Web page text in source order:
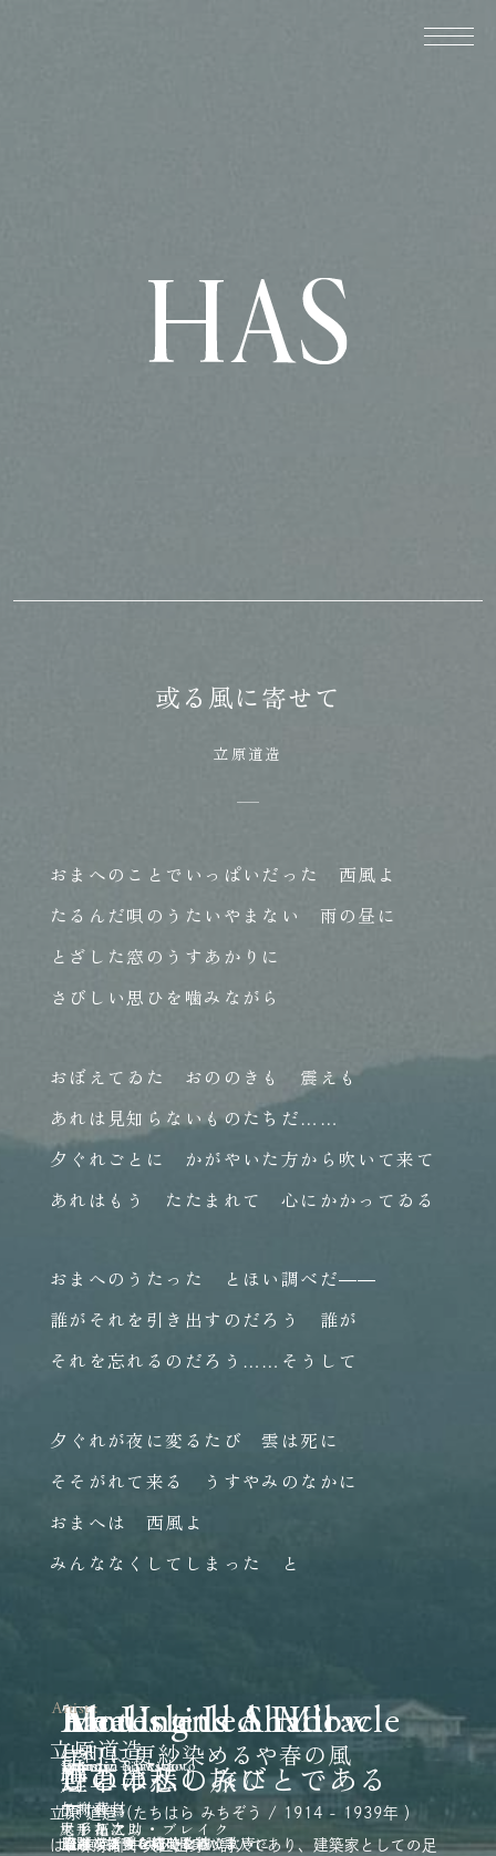
或る風に寄せて
立原道造
おまへのことでいっぱいだった 西風よ
たるんだ唄のうたいやまない 雨の昼に
とざした窓のうすあかりに
さびしい思ひを噛みながら
おぼえてゐた おののきも 震えも
あれは見知らないものたちだ……
夕ぐれごとに かがやいた方から吹いて来て
あれはもう たたまれて 心にかかってゐる
おまへのうたった とほい調べだ――
誰がそれを引き出すのだろう 誰が
それを忘れるのだろう……そうして
夕ぐれが夜に変るたび 雲は死に
そそがれて来る うすやみのなかに
おまへは 西風よ
みんななくしてしまった と
Artist
立原道造
立原 道造（たちはら みちぞう / 1914 - 1939年 ）
は、東京都中央区出身の詩人であり、建築家としての足
Healing Is A Miracle
Julianna Barwick
奇跡のような癒しを紡ぐ歌声
Motes and Shadow
Innesti
朧げな揺らぎの美しさ
雲
山村暮鳥
片町に更紗染めるや春の風
与謝蕪村
ひとの悲しみに
ウィリアム・ブレイク
The Isle
Valentin Silvestrov
静謐な祈りを描くように
煙草は私の旅びとである
尾形亀之助
An Untitled Hill
Enji
名もなき愛を紡ぐ歌
野の羊へ
大手拓次
haru
Fennesz + Sakamoto
澄み渡る美しい時を纏うように